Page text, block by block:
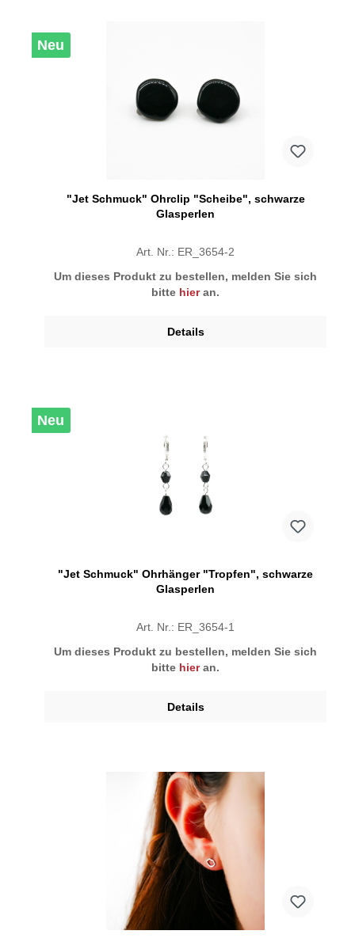
Neu
"Jet Schmuck" Ohrclip "Scheibe", schwarze
Glasperlen
Art. Nr.: ER_3654-2
Um dieses Produkt zu bestellen, melden Sie sich
bitte hieran.
Details
Neu
"Jet Schmuck" Ohrhänger "Tropfen", schwarze
Glasperlen
Art. Nr.: ER_3654-1
Um dieses Produkt zu bestellen, melden Sie sich
bitte hieran.
Details